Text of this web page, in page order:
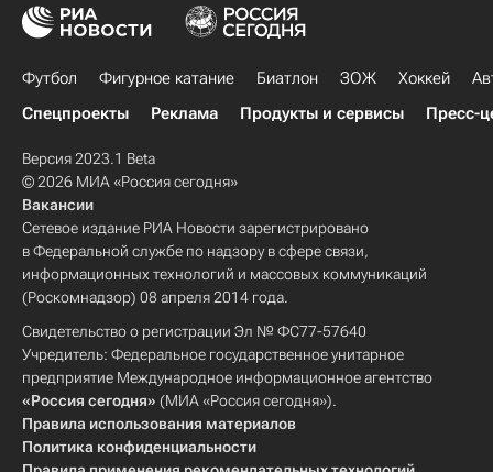
Футбол Фигурное катание Биатлон ЗОЖ Хоккей
Спецпроекты
Реклама Продукты и сервисы Пресс-
Версия 2023.1 Beta
© 2026 МИА «Россия сегодня»
Вакансии
Сетевое издание РИА Новости зарегистрировано
в Федеральной службе по надзору в сфере связи,
информационных технологий и массовых коммуникаций
(Роскомнадзор) 08 апреля 2014 года.
Свидетельство о регистрации Эл № ФС77-57640
Учредитель: Федеральное государственное унитарное
предприятие Международное информационное агентство
«Россия сегодня» (МИА «Россия сегодня»).
Правила использования материалов
Политика конфиденциальности